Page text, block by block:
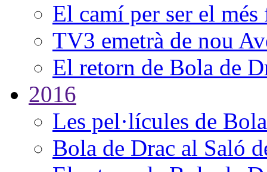
El camí per ser el
TV3 emetrà de nou
El retorn de Bola de
2016
Les pel·lícules de
Bola de Drac al Saló